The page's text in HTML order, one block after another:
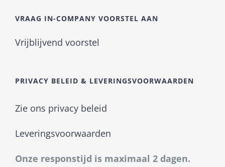
VRAAG IN-COMPANY VOORSTEL AAN
Vrijblijvend voorstel
PRIVACY BELEID & LEVERINGSVOORWAARDEN
Zie ons privacy beleid
Leveringsvoorwaarden
Onze responstijd is maximaal 2 dagen.